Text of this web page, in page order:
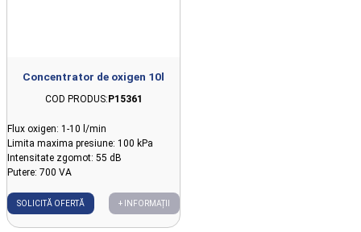
Concentrator de oxigen 10l
COD PRODUS:P15361
Flux oxigen: 1-10 l/min
Limita maxima presiune: 100 kPa
Intensitate zgomot: 55 dB
Putere: 700 VA
SOLICITĂ OFERTĂ + INFORMAȚII